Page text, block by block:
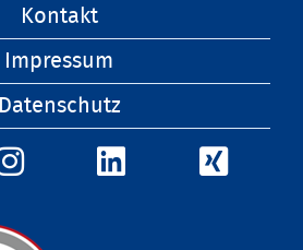
Kontakt
Impressum
Datenschutz